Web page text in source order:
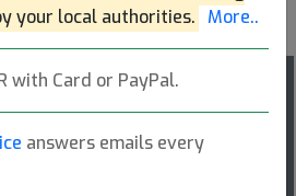
your local authorities. More..
with Card or PayPal.
answers emails every
Prodigy
A3